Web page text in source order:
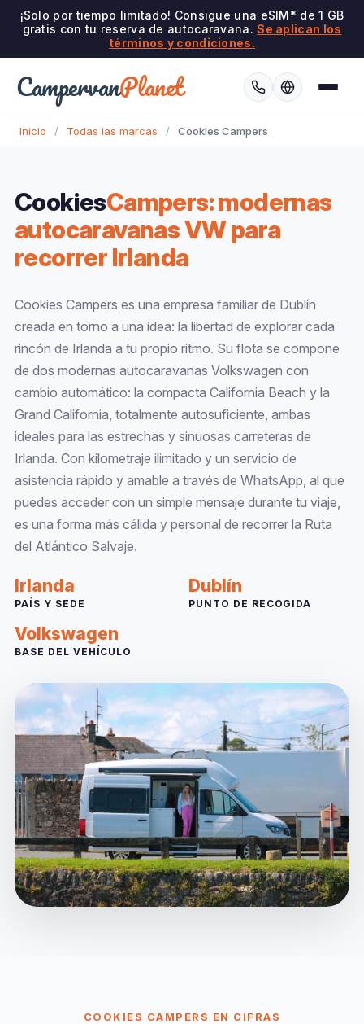
¡Solo por tiempo limitado! Consigue una eSIM* de 1 GB
gratis con tu reserva de autocaravana.Se aplican los
términos y condiciones.
CampervanPlanet
Inicio / Todas las marcas / Cookies Campers
CookiesCampers: modernas
autocaravanas VW para
recorrer Irlanda
Cookies Campers es una empresa familiar de Dublín
creada en torno a una idea: la libertad de explorar cada
rincón de Irlanda a tu propio ritmo. Su flota se compone
de dos modernas autocaravanas Volkswagen con
cambio automático: la compacta California Beach y la
Grand California, totalmente autosuficiente, ambas
ideales para las estrechas y sinuosas carreteras de
Irlanda. Con kilometraje ilimitado y un servicio de
asistencia rápido y amable a través de WhatsApp, al que
puedes acceder con un simple mensaje durante tu viaje,
es una forma más cálida y personal de recorrer la Ruta
del Atlántico Salvaje.
Irlanda
PAÍS Y SEDE
Dublín
PUNTO DE RECOGIDA
Volkswagen
BASE DEL VEHÍCULO
COOKIES CAMPERS EN CIFRAS